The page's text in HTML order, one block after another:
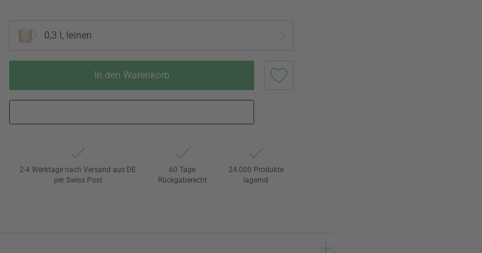
0,3 l, leinen
In den Warenkorb
2-4 Werktage nach Versand aus DE
per Swiss Post
60 Tage
Rückgaberecht
24.000 Produkte
lagernd